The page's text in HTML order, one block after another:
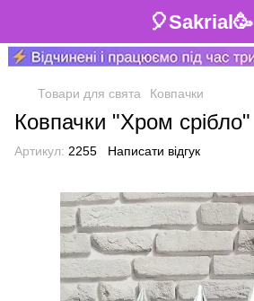
🎈Sakrial🥳
Товари для свята Ковпачки
Ковпачки "Хром срібло"
Артикул: 2255 Написати відгук